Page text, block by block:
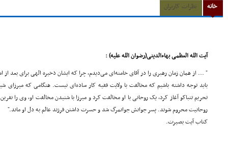
خانه نظرات کاربران
آیت الله العظمی بهاءالدینی(رضوان الله علیه) :
" ... از همان زمان رهبری را در آقای خامنه‌ای می‌دیدم، چرا که ایشان ذخیره الهی برای بعد از
باید توجه داشته باشیم که مخالفت با ولایت فقیه کار ساده‌ای نیست. هنگامی که میرزای
تحریم تنباکو آغاز کرد، یک روحانی با او مخالفت کرد و میرزا با شنیدن مخالفت او، وی را
روحانیت محروم شوند. پسر جوانش جوانمرگ شد و حسرت داشتن فرزند عالم به دل او ماند."
کتاب آیت بصیرت.